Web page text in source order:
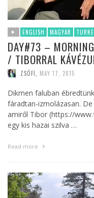
ENGLISH MAGYAR
DAY#73 –
/ TIBORRAL
ZSÓFI MAY 17, 2015
Dikmen faluban
fáradtan-izmolázasan.
amiről Tibor (https://
egy kis hazai szilva …
Read more